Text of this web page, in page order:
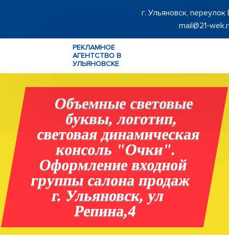
г. Ульяновск,
mail@21-
РЕКЛАМНОЕ
АГЕНТСТВО В
УЛЬЯНОВСКЕ
Объемные световые
буквы, логотип,
световая динамическая
консоль "Очки".
Оформление входной
группы салона продаж
г. Ульяновск, ул
Репина,4